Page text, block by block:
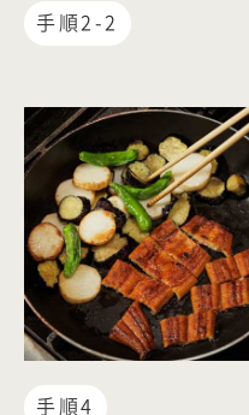
手順2-2
手順4